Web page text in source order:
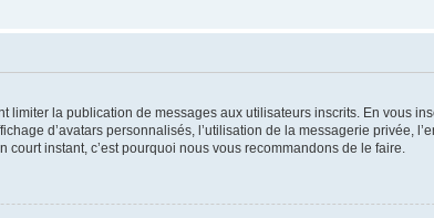
limiter la publication de messages aux utilisateurs inscrits. En vous
d’avatars personnalisés, l’utilisation de la messagerie privée,
court instant, c’est pourquoi nous vous recommandons de le faire.